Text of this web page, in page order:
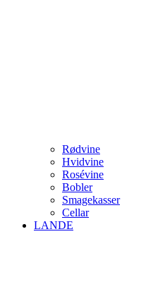
Rødvine
Hvidvine
Rosévine
Bobler
Smagekasser
Cellar
LANDE